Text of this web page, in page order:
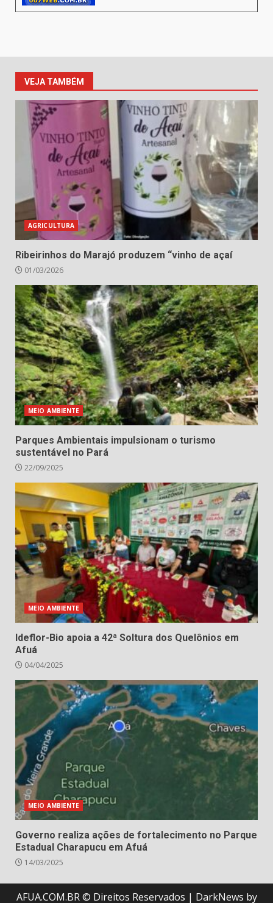
VEJA TAMBÉM
AGRICULTURA
Ribeirinhos do Marajó produzem “vinho de açaí
01/03/2026
MEIO AMBIENTE
Parques Ambientais impulsionam o turismo
sustentável no Pará
22/09/2025
MEIO AMBIENTE
Ideflor-Bio apoia a 42ª Soltura dos Quelônios em
Afuá
04/04/2025
MEIO AMBIENTE
Governo realiza ações de fortalecimento no Parque
Estadual Charapucu em Afuá
14/03/2025
AFUA.COM.BR © Direitos Reservados | DarkNews by